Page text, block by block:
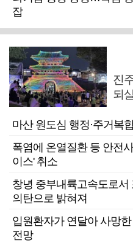
잡
진
되
마산 원도심 행정·주거복
폭염에 온열질환 등 안전
이스' 취소
창녕 중부내륙고속도로
의탄으로 밝혀져
입원환자가 연달아 사망
전망